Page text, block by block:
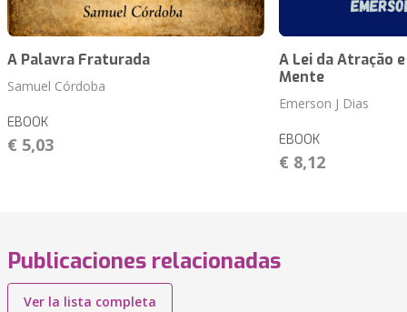
A Palavra Fraturada
Samuel Córdoba
EBOOK
€ 5,03
A Lei da Atração
Mente
Emerson J Dias
EBOOK
€ 8,12
Publicaciones relacionadas
Ver la lista completa